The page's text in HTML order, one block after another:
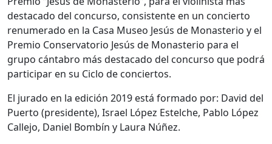
destacado del concurso, consistente en un concierto
renumerado en la Casa Museo Jesús de Monasterio y el
Premio Conservatorio Jesús de Monasterio para el
grupo cántabro más destacado del concurso que podrá
participar en su Ciclo de conciertos.
El jurado en la edición 2019 está formado por: David del
Puerto (presidente), Israel López Estelche, Pablo López
Callejo, Daniel Bombín y Laura Núñez.